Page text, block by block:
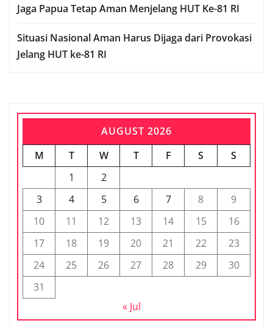
Jaga Papua Tetap Aman Menjelang HUT Ke-81 RI
Situasi Nasional Aman Harus Dijaga dari Provokasi
Jelang HUT ke-81 RI
AUGUST 2026
M
T W T F S
S
1
2
3
4 5 6 7 8
9
10
11 12 13 14 15
16
17
18 19 20 21 22
23
24
25 26 27 28 29
30
31
« Jul